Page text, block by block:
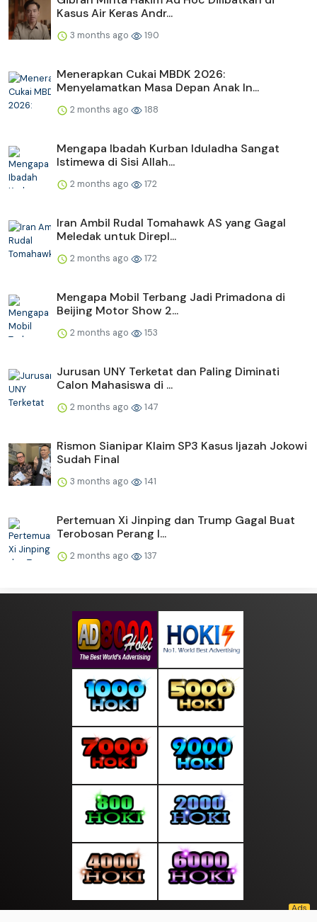
Kasus Air Keras Andr...
3 months ago 190
Menerapkan Cukai MBDK 2026:
Menyelamatkan Masa Depan Anak In...
2 months ago 188
Mengapa Ibadah Kurban Iduladha Sangat
Istimewa di Sisi Allah...
2 months ago 172
Iran Ambil Rudal Tomahawk AS yang Gagal
Meledak untuk Direpl...
2 months ago 172
Mengapa Mobil Terbang Jadi Primadona di
Beijing Motor Show 2...
2 months ago 153
Jurusan UNY Terketat dan Paling Diminati
Calon Mahasiswa di ...
2 months ago 147
Rismon Sianipar Klaim SP3 Kasus Ijazah Jokowi
Sudah Final
3 months ago 141
Pertemuan Xi Jinping dan Trump Gagal Buat
Terobosan Perang I...
2 months ago 137